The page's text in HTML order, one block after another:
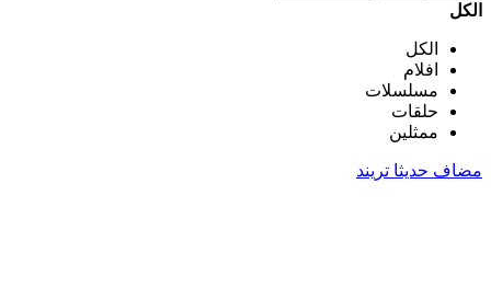
الكل
الكل
افلام
مسلسلات
حلقات
ممثلين
مضاف حديثا تريند